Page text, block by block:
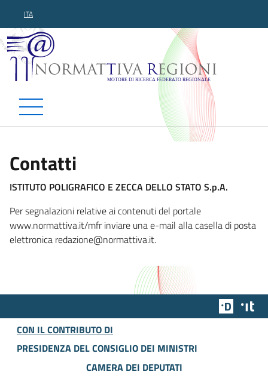
ITA
Normattiva Regioni -
Contatti
ISTITUTO POLIGRAFICO E ZECCA DELLO STATO S.p.A.
Per segnalazioni relative ai contenuti del portale
www.normattiva.it/mfr inviare una e-mail alla casella di posta
elettronica redazione@normattiva.it.
Team
CON IL CONTRIBUTO DI
PRESIDENZA DEL CONSIGLIO DEI MINISTRI
CAMERA DEI DEPUTATI